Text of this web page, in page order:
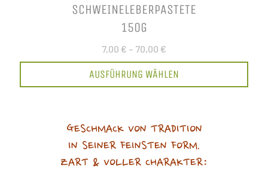
SCHWEINELEBERPASTETE
150G
7,00 € – 70,00 €
AUSFÜHRUNG WÄHLEN
GESCHMACK VON TRADITION
IN SEINER FEINSTEN FORM.
ZART & VOLLER CHARAKTER: